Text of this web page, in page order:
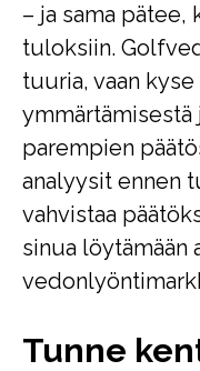
– ja sama pätee,
tuloksiin.
tuuria, vaan
ymmärtämisestä
parempien
analyysit ennen
vahvistaa
sinua löytämään
Tunne